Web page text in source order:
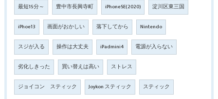
最短15分～ 豊中市長興寺町 iPhoneSE(2020) 淀川区東三国
iPhoe13 画面がおかしい 落下してから Nintendo
スジが入る 操作は大丈夫 iPadmini4 電源が入らない
劣化しきった 買い替えは高い ストレス
ジョイコン スティック Joykon スティック スティック